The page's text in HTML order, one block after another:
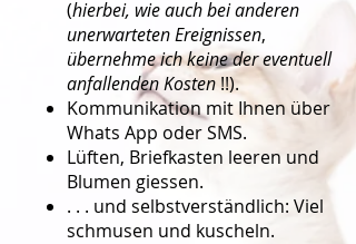
(hierbei, wie auch bei anderen
unerwarteten Ereignissen,
übernehmeich keine der eventuell
anfallenden Kosten !!).
Kommunikation mit Ihnen über
Whats App oder SMS.
Lüften, Briefkasten leeren und
Blumen giessen.
. . . und selbstverständlich: Viel
schmusen und kuscheln.